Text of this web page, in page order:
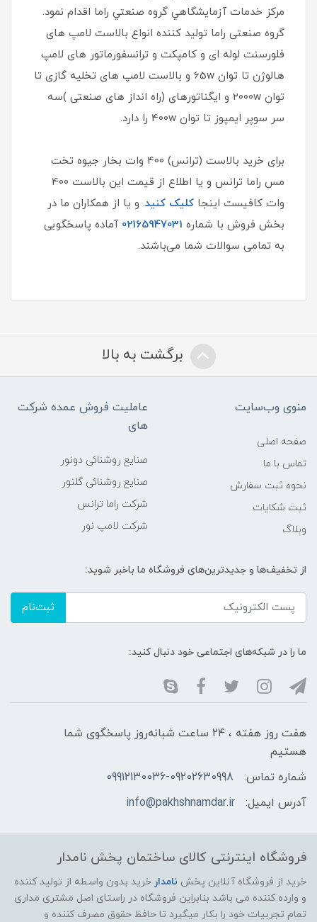
مركز خدمات آزمايشگاهي گروه صنعتي راما اقدام نمود.
گروه صنعتی راما تولید کننده انواع بالاست لامپ های
فلورسنت لوله ای و کامپکت و ترانسفورماتور های لامپ
هالوژن تا توان 65w و بالاست لامپ های تخلیه گازی تا
توان 2000w و ایگناتورهای (راه انداز های صنعتی )سه
سر سوپر ایمپوز تا توان 400w را دارد.
برای خرید بالاست (ترانس) 400 وات بخار جیوه تخت
مس راما ترانس و یا اطلاع از قیمت این بالاست 400
وات کافیست اینجا کلیک کنید. و یا از همکاران ما در
بخش فروش با شماره 02165947031 آماده پاسخگویی
به تمامی سوالات شما می‌باشند.
برگشت به بالا
منوی وب‌سایت
صفحه اصلی
تماس با ما
نحوه ثبت سفارش
ثبت شکایات
وبلاگ
عاملیت فروش عمده شرکت
های
صنایع روشنائی دونور
صنایع روشنائی گلنور
شرکت راما ترانس
شرکت لامپ نور
از تخفیف‌ها و جدیدترین‌های فروشگاه ما باخبر شوید:
ثبت‌نام
ما را در شبکه‌های اجتماعی خود دنبال کنید:
هفت روز هفته ، ۲۴ ساعت شبانه‌روز پاسخگوی شما
هستیم
شماره تماس:
09912130036-09202630998
آدرس ایمیل:
info@pakhshnamdar.ir
فروشگاه اینترنتی کالای ساختمان پخش نامدار
خرید از فروشگاه آنلاین پخش نامدار خرید بدون واسطه از تولید کننده
و وارده کننده می باشد بنابراین فروشگاه در راستای اصل مشتری مداری
تمام تجربیات خود را بکار میگیرد تا حافظ حقوق مصرف کننده و